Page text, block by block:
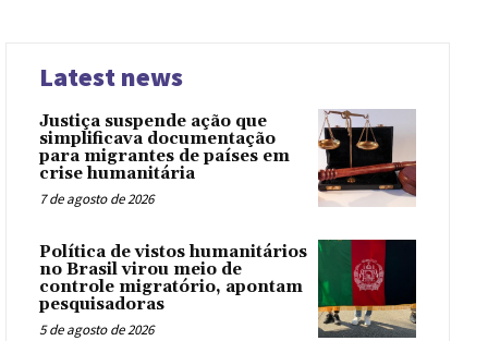
Latest news
Justiça suspende ação que
simplificava documentação
para migrantes de países em
crise humanitária
7 de agosto de 2026
Política de vistos humanitários
no Brasil virou meio de
controle migratório, apontam
pesquisadoras
5 de agosto de 2026